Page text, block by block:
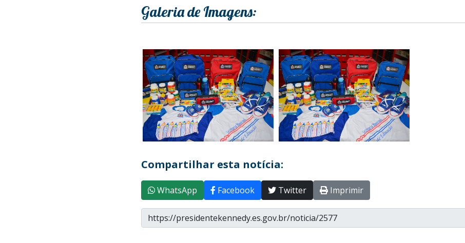
Galeria de Imagens:
Compartilhar esta notícia:
WhatsApp Facebook Twitter Imprimir